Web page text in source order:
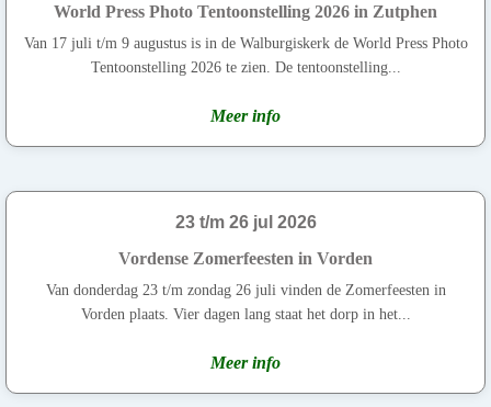
World Press Photo Tentoonstelling 2026 in Zutphen
Van 17 juli t/m 9 augustus is in de Walburgiskerk de World Press Photo
Tentoonstelling 2026 te zien. De tentoonstelling...
Meer info
23 t/m 26 jul 2026
Vordense Zomerfeesten in Vorden
Van donderdag 23 t/m zondag 26 juli vinden de Zomerfeesten in
Vorden plaats. Vier dagen lang staat het dorp in het...
Meer info